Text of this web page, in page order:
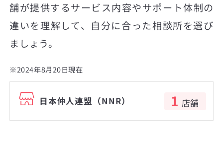
舗が提供するサービス内容やサポート体制の
違いを理解して、自分に合った相談所を選び
ましょう。
※2024年8月20日現在
日本仲人連盟（NNR） 1 店舗